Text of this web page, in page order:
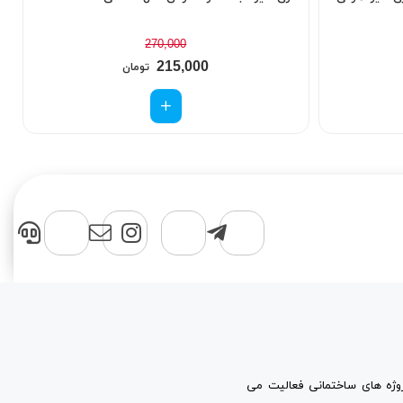
270,000
215,000 تومان
های ساختمانی فعالیت می